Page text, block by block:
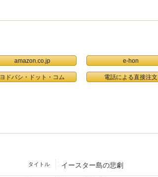
amazon.co.jp e-hon
ヨドバシ・ドット・コム 電話による直接注文
イースター島の悲劇
タイトル